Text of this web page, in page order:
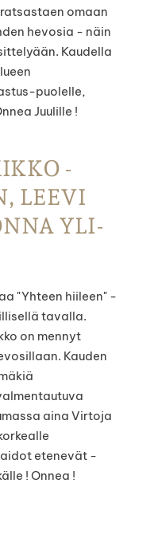
omaan
hevosia - näin
Kaudella
puolelle,
Juulille !
-
LEEVI
YLI-
"Yhteen hiileen" -
tavalla.
on mennyt
Kauden
aina Virtoja
etenevät -
! Onnea !